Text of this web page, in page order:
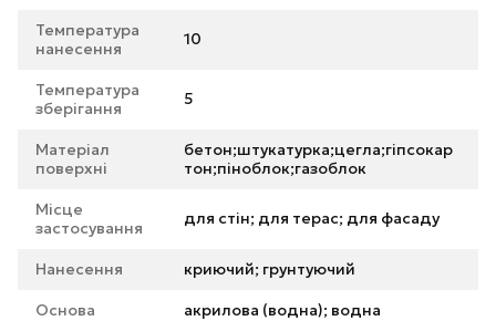
Температура
нанесення
10
Температура
зберігання
5
Матеріал
поверхні
бетон;штукатурка;цегла;гіпсокар
тон;піноблок;газоблок
Місце
застосування
для стін; для терас; для фасаду
Нанесення криючий; грунтуючий
Основа акрилова (водна); водна